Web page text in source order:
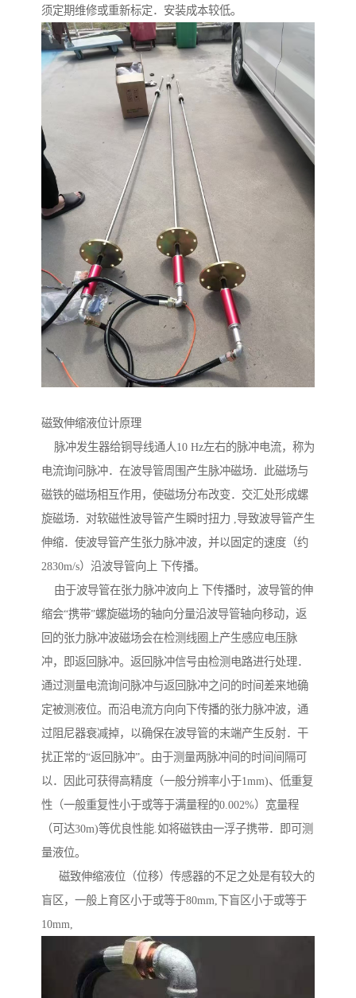
须定期维修或重新标定．安装成本较低。
磁致伸缩液位计原理
脉冲发生器给铜导线通人10 Hz左右的脉冲电流，称为
电流询问脉冲．在波导管周围产生脉冲磁场．此磁场与
磁铁的磁场相互作用，使磁场分布改变．交汇处形成螺
旋磁场．对软磁性波导管产生瞬时扭力 ,导致波导管产生
伸缩．使波导管产生张力脉冲波，并以固定的速度（约
2830m/s）沿波导管向上 下传播。
由于波导管在张力脉冲波向上 下传播时，波导管的伸
缩会“携带”螺旋磁场的轴向分量沿波导管轴向移动，返
回的张力脉冲波磁场会在检测线圈上产生感应电压脉
冲，即返回脉冲。返回脉冲信号由检测电路进行处理．
通过测量电流询问脉冲与返回脉冲之问的时间差来地确
定被测液位。而沿电流方向向下传播的张力脉冲波，通
过阻尼器衰减掉，以确保在波导管的末端产生反射．干
扰正常的“返回脉冲”。由于测量两脉冲间的时间间隔可
以．因此可获得高精度（一般分辨率小于1mm)、低重复
性（一般重复性小于或等于满量程的0.002%）宽量程
（可达30m)等优良性能.如将磁铁由一浮子携带．即可测
量液位。
磁致伸缩液位（位移）传感器的不足之处是有较大的
盲区，一般上育区小于或等于80mm,下盲区小于或等于
10mm,